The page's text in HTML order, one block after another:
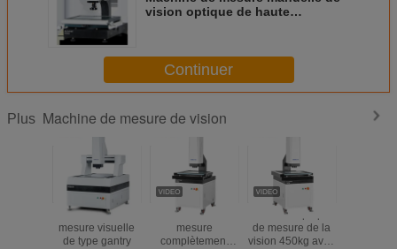
vision optique de haute
Continuer
Plus Machine de mesure de vision
Machine de
mesure visuelle
de type gantry
Machine de
mesure
complètement
machine optique
de mesure de la
vision 450kg avec